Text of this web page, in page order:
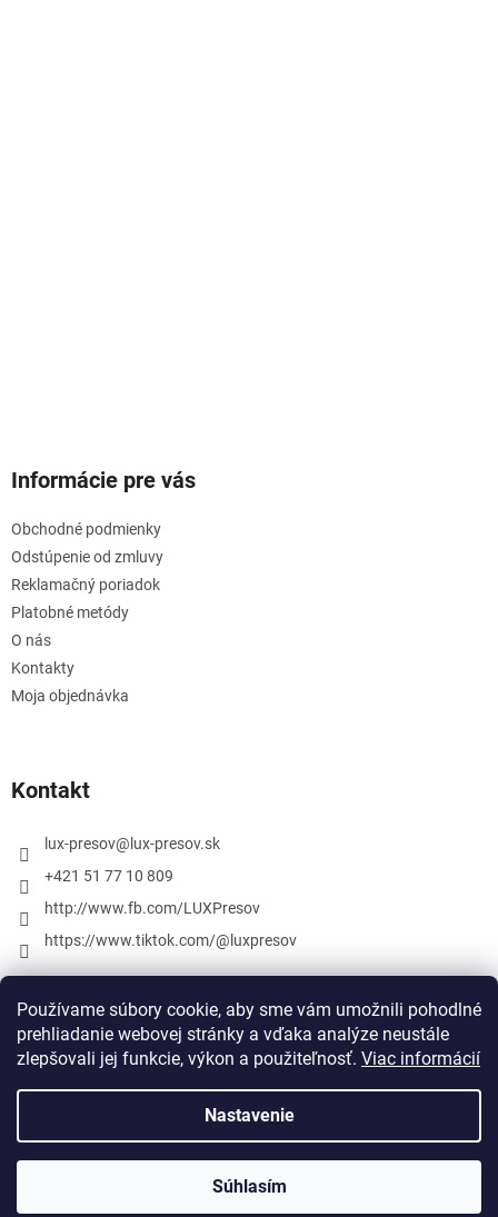
Používame súbory cookie, aby sme vám umožnili pohodlné
prehliadanie webovej stránky a vďaka analýze neustále
zlepšovali jej funkcie, výkon a použiteľnosť. Viac informácií
Nastavenie
Súhlasím
Informácie pre vás
Obchodné podmienky
Odstúpenie od zmluvy
Reklamačný poriadok
Platobné metódy
O nás
Kontakty
Moja objednávka
Kontakt
lux-presov@ lux-presov.sk
+421 51 77 10 809
http://www.fb.com/LUXPresov
https://www.tiktok.com/@luxpresov
Vytvoril Shoptet
lux-presov.sk. Všetky práva vyhradené.